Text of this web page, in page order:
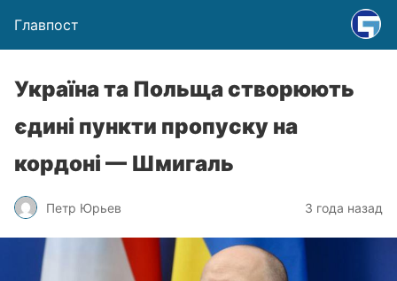
Главпост
Україна та Польща створюють
єдині пункти пропуску на
кордоні — Шмигаль
Петр Юрьев 3 года назад